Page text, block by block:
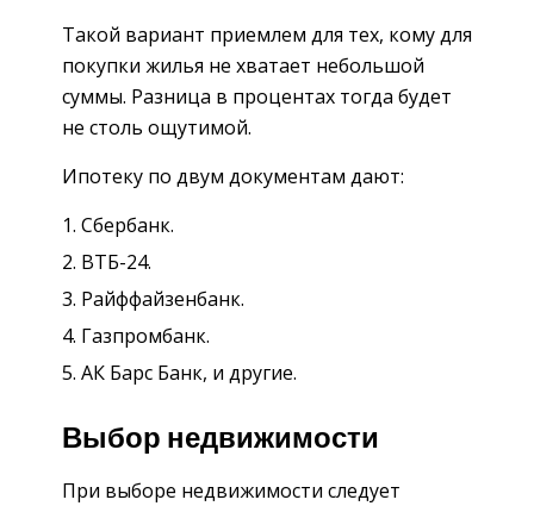
Такой вариант приемлем для тех, кому для
покупки жилья не хватает небольшой
суммы. Разница в процентах тогда будет
не столь ощутимой.
Ипотеку по двум документам дают:
Сбербанк.
ВТБ-24.
Райффайзенбанк.
Газпромбанк.
АК Барс Банк, и другие.
Выбор недвижимости
При выборе недвижимости следует